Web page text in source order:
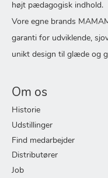
højt pædagogisk indhold.
Vore egne brands
garanti for udviklende,
unikt design til glæde og
Om os
Historie
Udstillinger
Find medarbejder
Distributører
Job